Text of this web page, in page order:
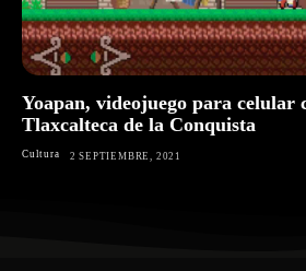
Yoapan, videojuego para celular
Tlaxcalteca de la Conquista
Cultura 2 SEPTIEMBRE, 2021